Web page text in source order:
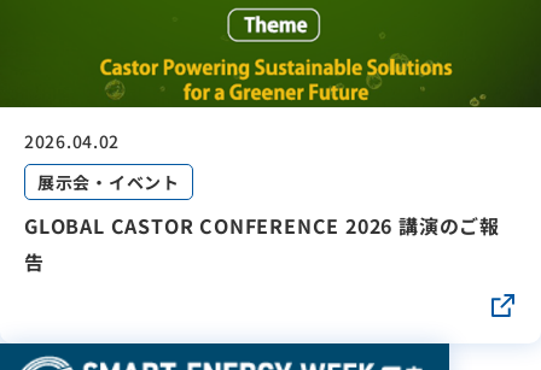
2026.04.02
展示会・イベント
GLOBAL CASTOR CONFERENCE 2026 講演のご報
告